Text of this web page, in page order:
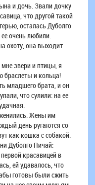
и дочь. Звали дочку
что другой такой
осталась Дуболго
очень любили.
охоту, она выходит
звери и птицы, я
браслеты и кольца!
младшего брата, и он
что сулили: на ее
Жены им
день ругаются со
как кошка с собакой.
Дуболго Пичай:
красавицей в
ей удавалось, что
готовы были сжить